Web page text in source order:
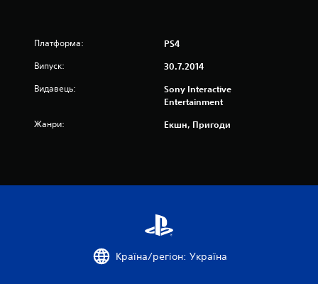
7
Платформа: PS4
Випуск: 30.7.2014
Видавець:
Sony Interactive
Entertainment
Жанри: Екшн, Пригоди
Країна/регіон: Україна